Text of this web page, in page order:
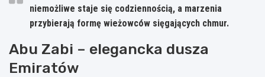
niemożliwe staje się codziennością, a marzenia
przybierają formę wieżowców sięgających chmur.
Abu Zabi – elegancka dusza
Emiratów